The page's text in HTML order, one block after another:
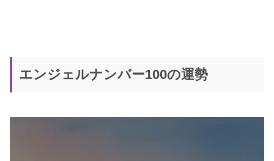
エンジェルナンバー100の運勢